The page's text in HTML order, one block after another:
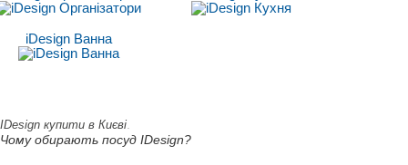
iDesign Ванна
IDesign купити в Києві
Чому обирають посуд IDesign?